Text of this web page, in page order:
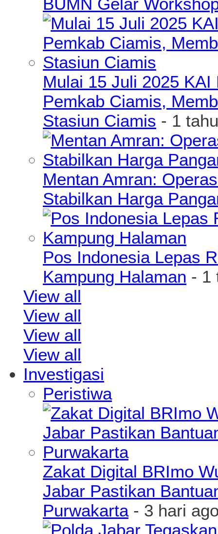
Mulai 15 Juli 2025
Pemkab Ciamis,
Stasiun Ciamis - 1
Mentan Amran:
Stabilkan Harga
Pos Indonesia Lepas
Kampung Halaman - 1
View all
View all
View all
View all
Investigasi
Peristiwa
Zakat Digital BRImo
Jabar Pastikan
Purwakarta- 3 hari